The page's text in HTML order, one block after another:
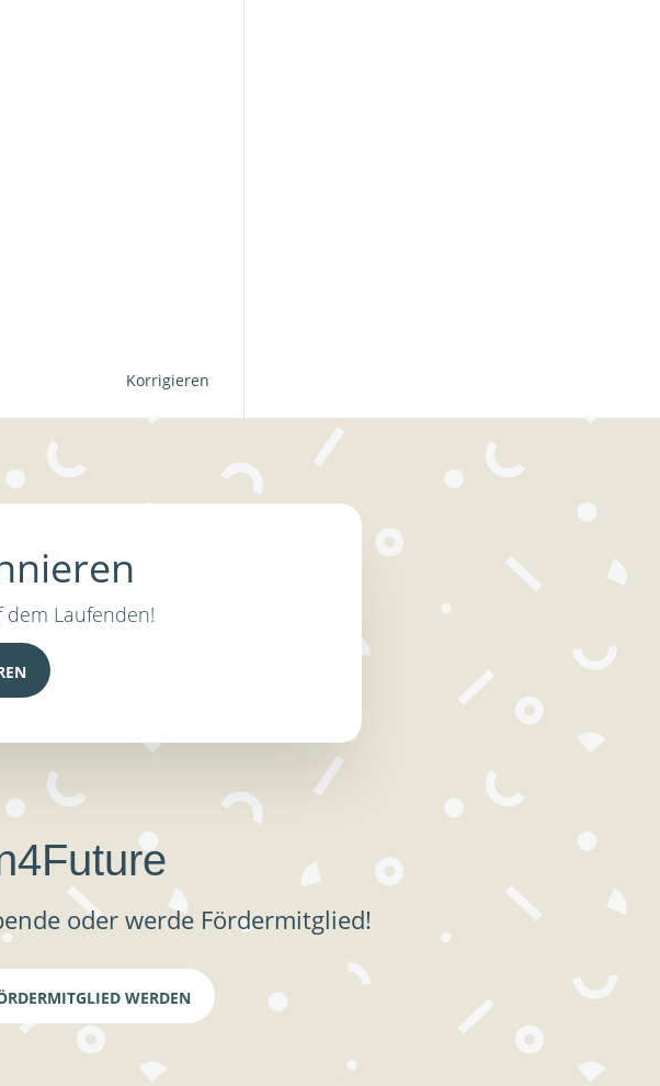
Korrigieren
Laufenden!
oder werde Fördermitglied!
WERDEN